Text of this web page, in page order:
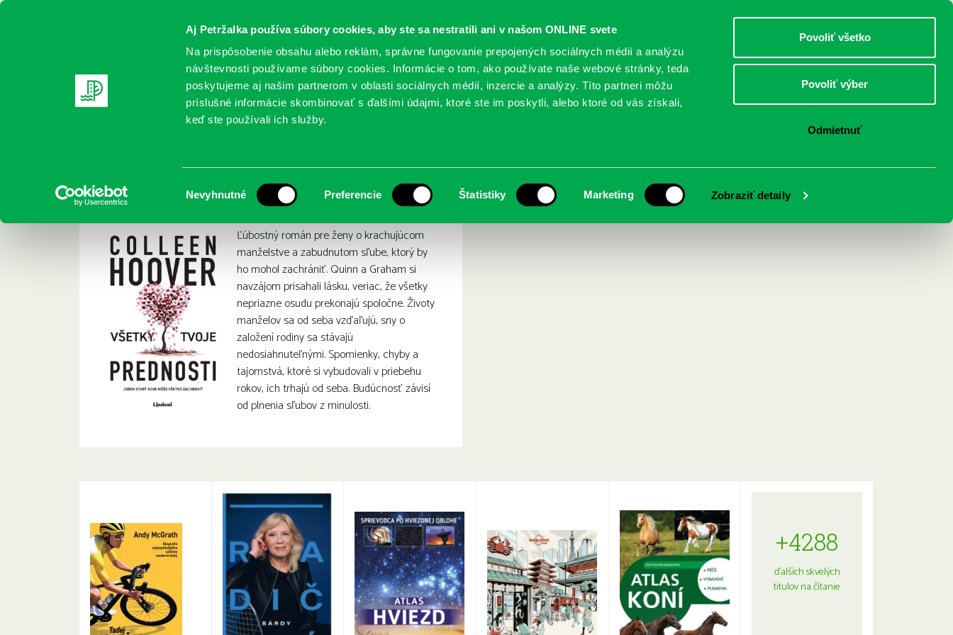
Aj Petržalka používa súbory cookies, aby ste sa nestratili ani v našom ONLINE svete
Na prispôsobenie obsahu alebo reklám, správne fungovanie prepojených sociálnych médií a analýzu
návštevnosti používame súbory cookies. Informácie o tom, ako používate naše webové stránky, teda
poskytujeme aj našim partnerom v oblasti sociálnych médií, inzercie a analýzy. Títo partneri môžu
príslušné informácie skombinovať s ďalšími údajmi, ktoré ste im poskytli, alebo ktoré od vás získali,
keď ste používali ich služby.
súhlasu
Nevyhnutné Preferencie Štatistiky Marketing Zobraziť detaily
Povoliť všetko
Povoliť výber
Odmietnuť
DOSPELÍ
REGISTRUJTE SA ONLINE KATALÓGY SLUŽBY PODUJATIA POBOČKY O KNIŽNICI
Hoover, Colleen: Všetky tvoje prednosti
Ľúbostný román pre ženy o krachujúcom
manželstve a zabudnutom sľube, ktorý by
ho mohol zachrániť. Quinn a Graham si
navzájom prisahali lásku, veriac, že všetky
nepriazne osudu prekonajú spoločne. Životy
manželov sa od seba vzďaľujú, sny o
založení rodiny sa stávajú
nedosiahnuteľnými. Spomienky, chyby a
tajomstvá, ktoré si vybudovali v priebehu
rokov, ich trhajú od seba. Budúcnosť závisí
od plnenia sľubov z minulosti.
+4288
ďalších skvelých
titulov na čítanie